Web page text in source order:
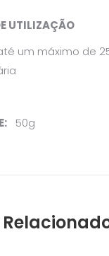
UTILIZAÇÃO
um máximo de
50g